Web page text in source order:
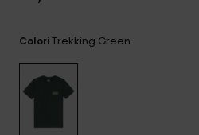
contatto.
ColoriTrekking Green